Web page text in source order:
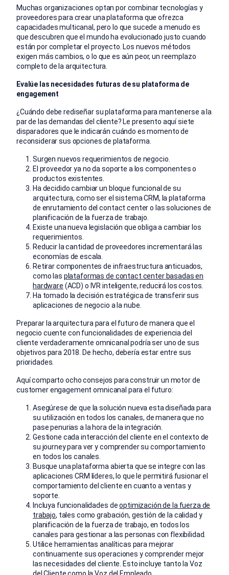
Muchas organizaciones optan por combinar tecnologías y
proveedores para crear una plataforma que ofrezca
capacidades multicanal, pero lo que sucede a menudo es
que descubren que el mundo ha evolucionado justo cuando
están por completar el proyecto. Los nuevos métodos
exigen más cambios, o lo que es aún peor, un reemplazo
completo de la arquitectura.
Evalúe las necesidades futuras de su plataforma de
engagement
¿Cuándo debe rediseñar su plataforma para mantenerse a la
par de las demandas del cliente? Le presento aquí siete
disparadores que le indicarán cuándo es momento de
reconsiderar sus opciones de plataforma.
Surgen nuevos requerimientos de negocio.
El proveedor ya no da soporte a los componentes o
productos existentes.
Ha decidido cambiar un bloque funcional de su
arquitectura, como ser el sistema CRM, la plataforma
de enrutamiento del contact center o las soluciones de
planificación de la fuerza de trabajo.
Existe una nueva legislación que obliga a cambiar los
requerimientos.
Reducir la cantidad de proveedores incrementará las
economías de escala.
Retirar componentes de infraestructura anticuados,
como las plataformas de contact center basadas en
hardware (ACD) o IVR inteligente, reducirá los costos.
Ha tomado la decisión estratégica de transferir sus
aplicaciones de negocio a la nube.
Preparar la arquitectura para el futuro de manera que el
negocio cuente con funcionalidades de experiencia del
cliente verdaderamente omnicanal podría ser uno de sus
objetivos para 2018. De hecho, debería estar entre sus
prioridades.
Aquí comparto ocho consejos para construir un motor de
customer engagement omnicanal para el futuro:
Asegúrese de que la solución nueva esta diseñada para
su utilización en todos los canales, de manera que no
pase penurias a la hora de la integración.
Gestione cada interacción del cliente en el contexto de
su journey para ver y comprender su comportamiento
en todos los canales.
Busque una plataforma abierta que se integre con las
aplicaciones CRM líderes, lo que le permitirá fusionar el
comportamiento del cliente en cuanto a ventas y
soporte.
Incluya funcionalidades deoptimización de la fuerza de
trabajo, tales como grabación, gestión de la calidad y
planificación de la fuerza de trabajo, en todos los
canales para gestionar a las personas con flexibilidad.
Utilice herramientas analíticas para mejorar
continuamente sus operaciones y comprender mejor
las necesidades del cliente. Esto incluye tanto la Voz